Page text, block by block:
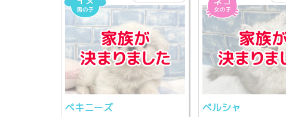
ペキニーズ ペルシャ